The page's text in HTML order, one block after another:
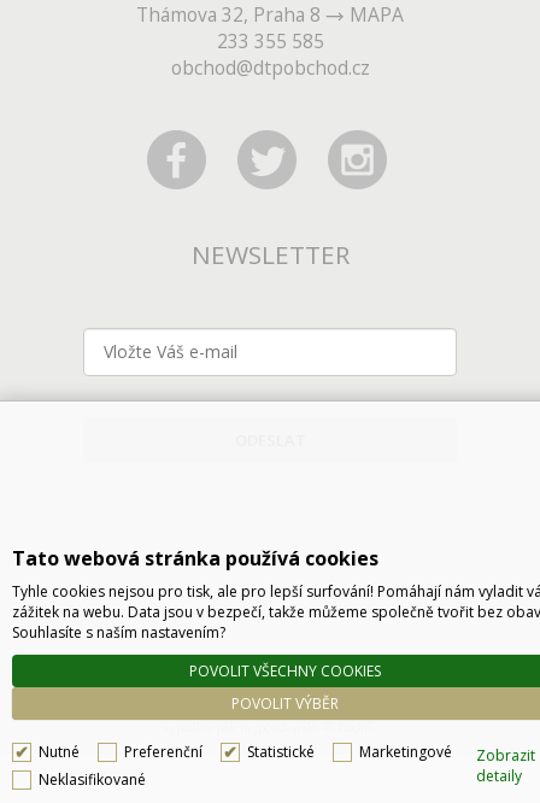
Thámova 32, Praha 8
MAPA
233 355 585
obchod@dtpobchod.cz
NEWSLETTER
Technické řešení © 2026 CyberSoft s.r.o.
Podle zákona o evidenci tržeb je prodávající povinen vystavit kupujícímu účtenku. Zároveň
je povinen zaevidovat přijatou tržbu u správce daně online, v případě technického
Tato webová stránka používá cookies
Tyhle cookies nejsou pro tisk, ale pro lepší surfování! Pomáhají nám vyladit
zážitek na webu. Data jsou v bezpečí, takže můžeme společně tvořit bez
Souhlasíte s naším nastavením?
POVOLIT VÝBĚR
POVOLIT VŠECHNY COOKIES
Nutné Preferenční Statistické
Marketingové
Neklasifikované
Zobrazit
detaily